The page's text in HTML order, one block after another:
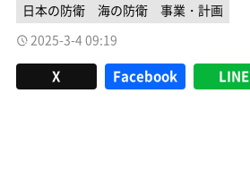
日本の防衛 海の防衛
事業・計画
2025-3-4 09:19
X Facebook LINE